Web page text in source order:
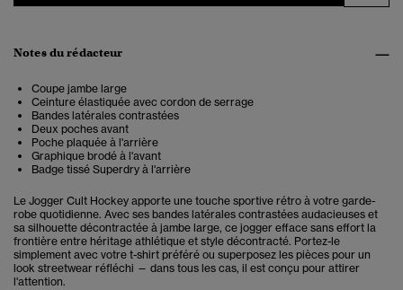
Notes du rédacteur
Coupe jambe large
Ceinture élastiquée avec cordon de serrage
Bandes latérales contrastées
Deux poches avant
Poche plaquée à l'arrière
Graphique brodé à l'avant
Badge tissé Superdry à l'arrière
Le Jogger Cult Hockey apporte une touche sportive rétro à votre garde-
robe quotidienne. Avec ses bandes latérales contrastées audacieuses et
sa silhouette décontractée à jambe large, ce jogger efface sans effort la
frontière entre héritage athlétique et style décontracté. Portez-le
simplement avec votre t-shirt préféré ou superposez les pièces pour un
look streetwear réfléchi — dans tous les cas, il est conçu pour attirer
l'attention.